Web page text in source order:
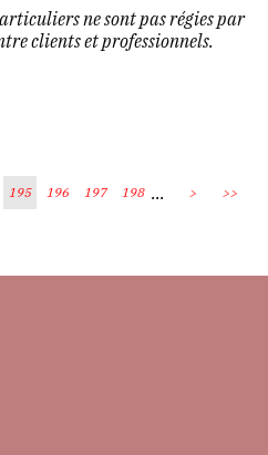
ne sont pas régies par
clients et professionnels.
195 196 197 198 ... > >>